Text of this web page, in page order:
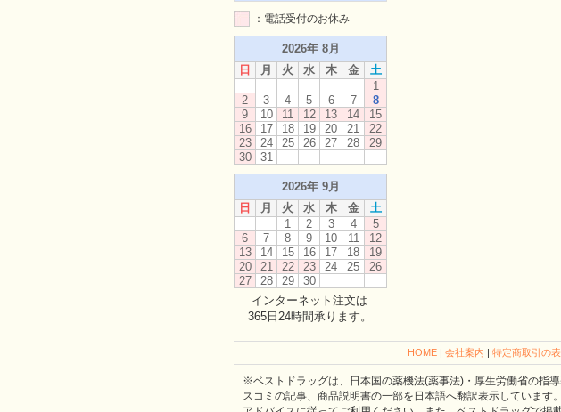
：電話受付のお休み
2026年 8月
日
月 火 水 木 金
土
1
2
3 4 5 6 7
8
9
10 11 12 13 14
15
16
17 18 19 20 21
22
23
24 25 26 27 28
29
30
31
2026年 9月
日
月 火 水 木 金
土
1
2 3 4
5
6
7 8 9 10 11
12
13
14 15 16 17 18
19
20
21 22 23 24 25
26
27
28 29
30
インターネット注文は
365日24時間承ります。
HOME | 会社案内 | 特定商取引の
※ベストドラッグは、日本国の薬機法(薬事法)・厚生労働省の指
スコミの記事、商品説明書の一部を日本語へ翻訳表示していま